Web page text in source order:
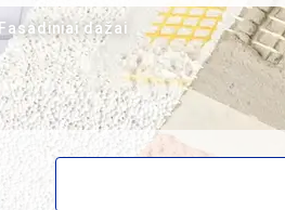
Fasadiniai dažai